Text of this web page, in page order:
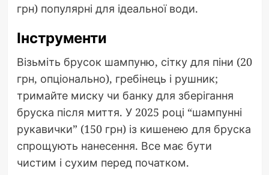
грн) популярні для ідеальної води.
Інструменти
Візьміть брусок шампуню, сітку для піни (20
грн, опціонально), гребінець і рушник;
тримайте миску чи банку для зберігання
бруска після миття. У 2025 році “шампунні
рукавички” (150 грн) із кишенею для бруска
спрощують нанесення. Все має бути
чистим і сухим перед початком.